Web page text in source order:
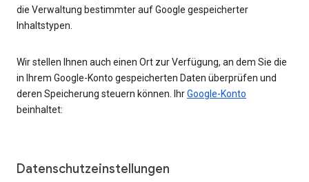
die Verwaltung bestimmter auf Google gespeicherter
Inhaltstypen.
Wir stellen Ihnen auch einen Ort zur Verfügung, an dem Sie die
in Ihrem Google-Konto gespeicherten Daten überprüfen und
deren Speicherung steuern können. IhrGoogle-Konto
beinhaltet:
Datenschutzeinstellungen